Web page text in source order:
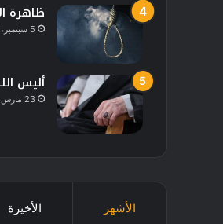
ظاهرة
5 سبتمبر، 2025
أليس
23 مارس، 2026
الأشهر الأخيرة